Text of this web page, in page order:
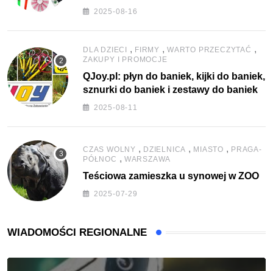
akcesoria dla animatorów
2025-08-16
DLA DZIECI , FIRMY , WARTO PRZECZYTAĆ ,
ZAKUPY I PROMOCJE
QJoy.pl: płyn do baniek, kijki do baniek,
sznurki do baniek i zestawy do baniek
2025-08-11
CZAS WOLNY , DZIELNICA , MIASTO , PRAGA-
PÓŁNOC , WARSZAWA
Teściowa zamieszka u synowej w ZOO
2025-07-29
WIADOMOŚCI REGIONALNE